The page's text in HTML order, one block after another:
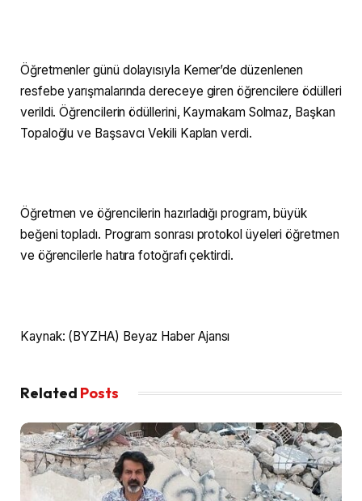
Öğretmenler günü dolayısıyla Kemer’de düzenlenen
resfebe yarışmalarında dereceye giren öğrencilere ödülleri
verildi. Öğrencilerin ödüllerini, Kaymakam Solmaz, Başkan
Topaloğlu ve Başsavcı Vekili Kaplan verdi.
Öğretmen ve öğrencilerin hazırladığı program, büyük
beğeni topladı. Program sonrası protokol üyeleri öğretmen
ve öğrencilerle hatıra fotoğrafı çektirdi.
Kaynak: (BYZHA) Beyaz Haber Ajansı
Related Posts